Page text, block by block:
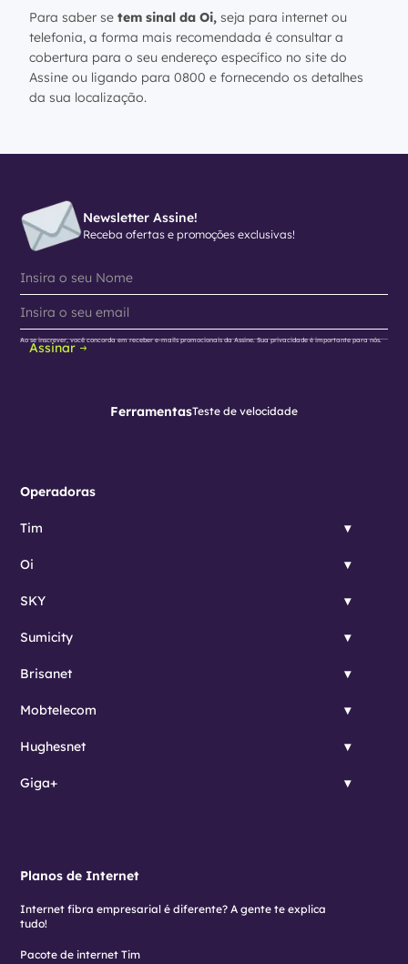
Para saber se tem sinal da Oi, seja para internet ou
telefonia, a forma mais recomendada é consultar a
cobertura para o seu endereço específico no site do
Assine ou ligando para 0800 e fornecendo os detalhes
da sua localização.
Newsletter Assine!
Receba ofertas e promoções exclusivas!
Assinar
Ao se inscrever, você concorda em receber e-mails promocionais da Assine. Sua privacidade é importante para nós.
FerramentasTeste de velocidade
Operadoras
Tim
Oi
SKY
Sumicity
Brisanet
Mobtelecom
Hughesnet
Giga+
Planos de Internet
Internet fibra empresarial é diferente? A gente te explica
tudo!
Pacote de internet Tim